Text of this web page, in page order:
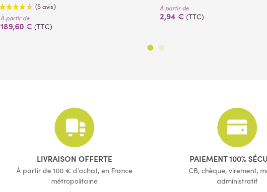
(5 avis)
À partir de
189,60 € (TTC)
(14 avis)
À partir de
2,94 € (TTC)
LIVRAISON OFFERTE
À partir de 100 € d'achat, en France
métropolitaine
PAIEMENT 100%
CB, chèque, virement,
administratif